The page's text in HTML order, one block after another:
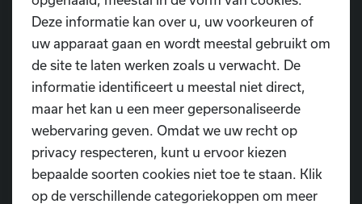
En dat allemaal in een omgeving waar ze zichzelf
mogen zijn en waar plezier op de eerste plaats komt.
Waarom kiezen voor onze dansschool?
Speelse én gestructureerde aanpak
We combineren fantasie en spel met een doordachte
opbouw. Zo beleven kinderen plezier én bouwen ze
vaardigheden op.
Deze informatie kan over u, uw voorkeuren of
uw apparaat gaan en wordt meestal gebruikt om
de site te laten werken zoals u verwacht. De
informatie identificeert u meestal niet direct,
maar het kan u een meer gepersonaliseerde
webervaring geven. Omdat we uw recht op
privacy respecteren, kunt u ervoor kiezen
bepaalde soorten cookies niet toe te staan. Klik
op de verschillende categoriekoppen om meer